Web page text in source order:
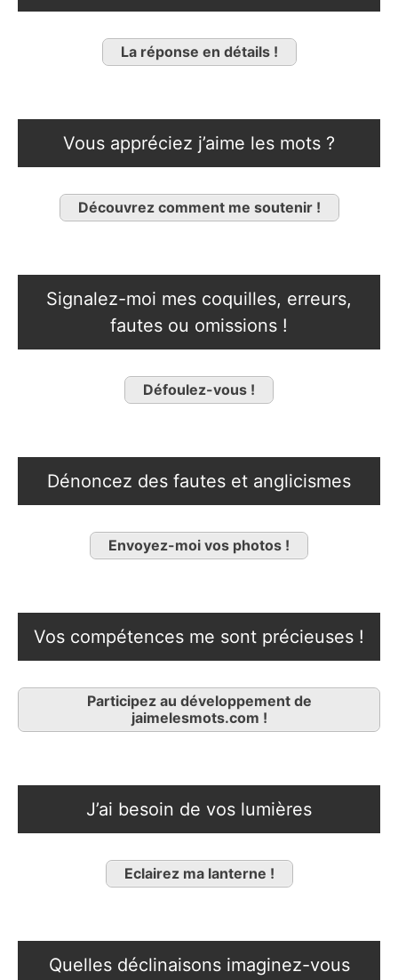
La réponse en détails !
Vous appréciez j’aime les mots ?
Découvrez comment me soutenir !
Signalez-moi mes coquilles, erreurs,
fautes ou omissions !
Défoulez-vous !
Dénoncez des fautes et anglicismes
Envoyez-moi vos photos !
Vos compétences me sont précieuses !
Participez au développement de
jaimelesmots.com !
J’ai besoin de vos lumières
Eclairez ma lanterne !
Quelles déclinaisons imaginez-vous